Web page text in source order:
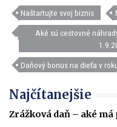
Naštartujte svoj biznis
Aké sú cestovné
Daňový bonus na dieťa v
Najčítanejšie
Zrážková daň – aké